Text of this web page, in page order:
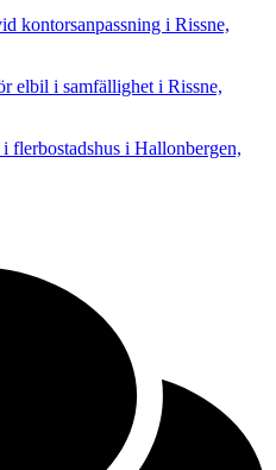
kontorsanpassning i Rissne,
elbil i samfällighet i Rissne,
flerbostadshus i Hallonbergen,